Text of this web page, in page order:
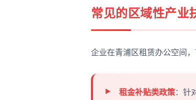
常见的区域性产业
企业在青浦区租赁办公空间
租金补贴类政策：针